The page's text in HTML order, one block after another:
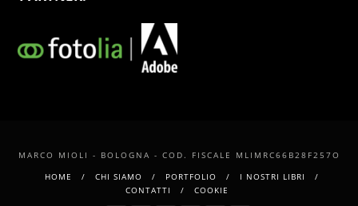
MARCO MIOLI - BOLOGNA - COD. FISCALE MLIMRC66B28F257O
HOME
CHI SIAMO PORTFOLIO
I NOSTRI LIBRI
CONTATTI
COOKIE